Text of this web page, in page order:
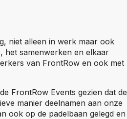
niet alleen in werk maar ook
het samenwerken en elkaar
van FrontRow en ook met
FrontRow Events gezien dat de
manier deelnamen aan onze
ook op de padelbaan gelegd en